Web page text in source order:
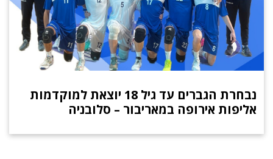
נבחרת הגברים עד גיל 18 יוצאת למוקדמות
אליפות אירופה במאריבור – סלובניה